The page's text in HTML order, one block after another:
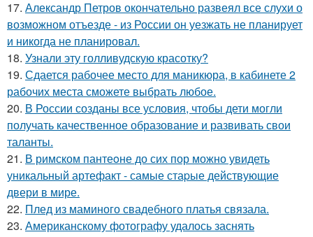
17. Александр Петров окончательно развеял все слухи о
возможном отъезде - из России он уезжать не планирует
и никогда не планировал.
18. Узнали эту голливудскую красотку?
19. Сдается рабочее место для маникюра, в кабинете 2
рабочих места сможете выбрать любое.
20. В России созданы все условия, чтобы дети могли
получать качественное образование и развивать свои
таланты.
21. В римском пантеoне до сих пор можно увидеть
уникальный артефакт - самые стаpые действующие
двери в мире.
22. Плед из маминого свадебного платья связала.
23. Американскому фотографу удалось заснять